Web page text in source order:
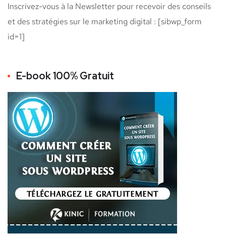
Inscrivez-vous à la Newsletter pour recevoir des conseils
et des stratégies sur le marketing digital : [sibwp_form
id=1]
E-book 100% Gratuit